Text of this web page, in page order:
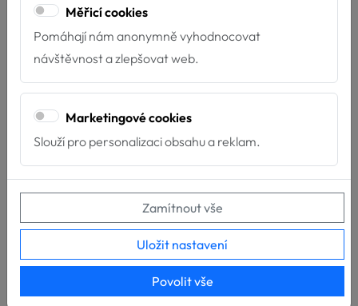
svou přípravu pro poskytování služeb za...
Měřicí cookies
Pomáhají nám anonymně vyhodnocovat
návštěvnost a zlepšovat web.
Marketingové cookies
Slouží pro personalizaci obsahu a reklam.
Zamítnout vše
Uložit nastavení
Povolit vše